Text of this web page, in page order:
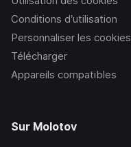
Conditions d’utilisation
Personnaliser les cookies
Télécharger
Appareils compatibles
Sur Molotov